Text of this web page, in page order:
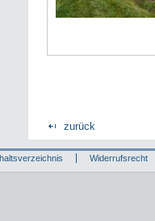
zurück
Widerrufsrecht